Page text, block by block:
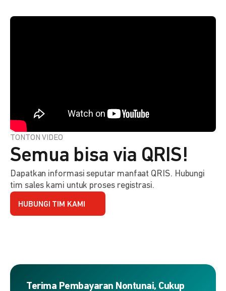
TONTON VIDEO
Semua bisa via QRIS!
Dapatkan informasi seputar manfaat QRIS. Hubungi
tim sales kami untuk proses registrasi.
HUBUNGI TIM KAMI
Terima Pembayaran Nontunai, Cukup